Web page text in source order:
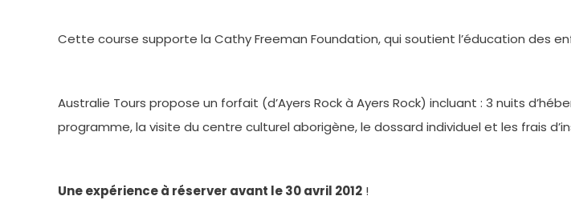
Cette course supporte la Cathy Freeman Foundation, qui soutient l’éducation des
Australie Tours propose un forfait (d’Ayers Rock à Ayers Rock) incluant : 3 nuits
programme, la visite du centre culturel aborigène, le dossard individuel et les frais
Une expérience à réserver avant le 30 avril 2012 !